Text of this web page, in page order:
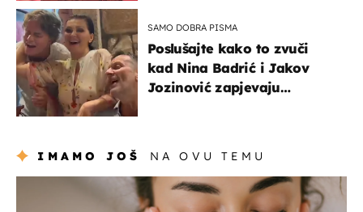
SAMO DOBRA PISMA
Poslušajte kako to zvuči
kad Nina Badrić i Jakov
Jozinović zapjevaju
IMAMO JOŠ NA OVU TEMU
moda & ljepota